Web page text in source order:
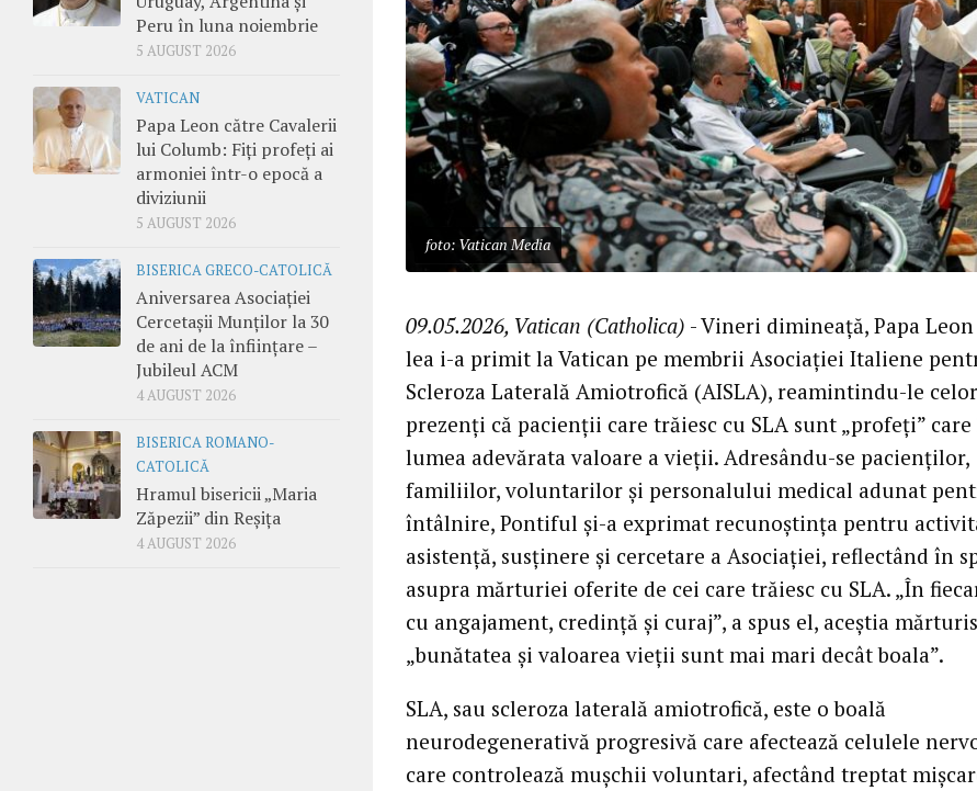
foto: Vatican Media
09.05.2026, Vatican (Catholica) - Vineri dimineață, Papa
lea i-a primit la Vatican pe membrii Asociației Italiene
Scleroza Laterală Amiotrofică (AISLA), reamintindu-le celor
prezenți că pacienții care trăiesc cu SLA sunt „profeți”
lumea adevărata valoare a vieții. Adresându-se pacienților,
familiilor, voluntarilor și personalului medical adunat
întâlnire, Pontiful și-a exprimat recunoștința pentru
asistență, susținere și cercetare a Asociației, reflectând în
asupra mărturiei oferite de cei care trăiesc cu SLA. „În
cu angajament, credință și curaj”, a spus el, aceștia
„bunătatea și valoarea vieții sunt mai mari decât boala”.
SLA, sau scleroza laterală amiotrofică, este o boală
neurodegenerativă progresivă care afectează celulele
care controlează mușchii voluntari, afectând treptat
Peru în luna noiembrie
5 AUGUST 2026
VATICAN
Papa Leon către Cavalerii
lui Columb: Fiți profeți ai
armoniei într-o epocă a
diviziunii
5 AUGUST 2026
BISERICA GRECO-CATOLICĂ
Aniversarea Asociației
Cercetașii Munților la 30
de ani de la înființare –
Jubileul ACM
4 AUGUST 2026
BISERICA ROMANO-
CATOLICĂ
Hramul bisericii „Maria
Zăpezii” din Reșița
4 AUGUST 2026